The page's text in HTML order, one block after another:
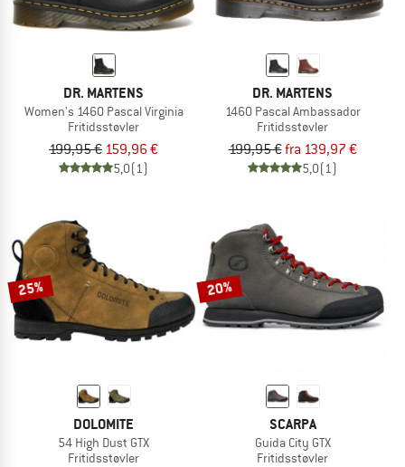
DR. MARTENS
Women's 1460 Pascal Virginia
Fritidsstøvler
199,95 € 159,96 €
5,0(1)
DR. MARTENS
1460 Pascal Ambassador
Fritidsstøvler
199,95 €fra 139,97 €
5,0(1)
25%
DOLOMITE
54 High Dust GTX
Fritidsstøvler
20%
SCARPA
Guida City GTX
Fritidsstøvler